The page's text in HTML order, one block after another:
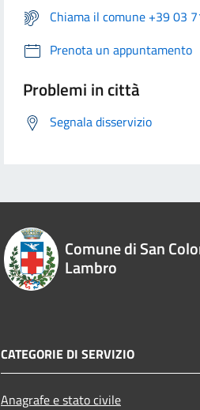
Chiama il comune +39 03
Prenota un appuntamento
Problemi in città
Segnala disservizio
Comune di San
Lambro
CATEGORIE DI SERVIZIO
Anagrafe e stato civile